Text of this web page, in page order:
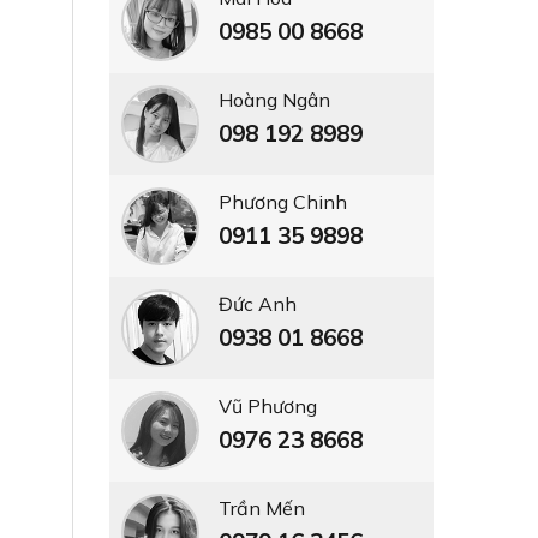
0985 00 8668
Hoàng Ngân
098 192 8989
Phương Chinh
0911 35 9898
Đức Anh
0938 01 8668
Vũ Phương
0976 23 8668
Trần Mến